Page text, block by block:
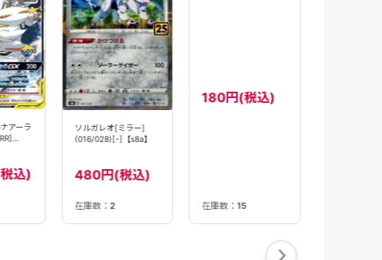
アーラ
込)
ソルガレオ[ミラー]
(016/028)[-]【s8a】
480円(税込)
在庫数： 2 在庫数：15